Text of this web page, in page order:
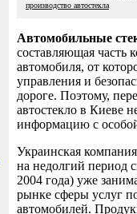
производство автостекла
Автомобильные
составляющая часть
автомобиля, от
управления и
дороге. Поэтому,
автостекло в Киеве
информацию с
Украинская
на недолгий период
2004 года) уже
рынке сферы услуг
автомобилей.